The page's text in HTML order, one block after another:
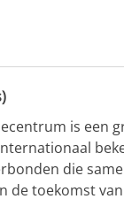
is een
die
de toekomst